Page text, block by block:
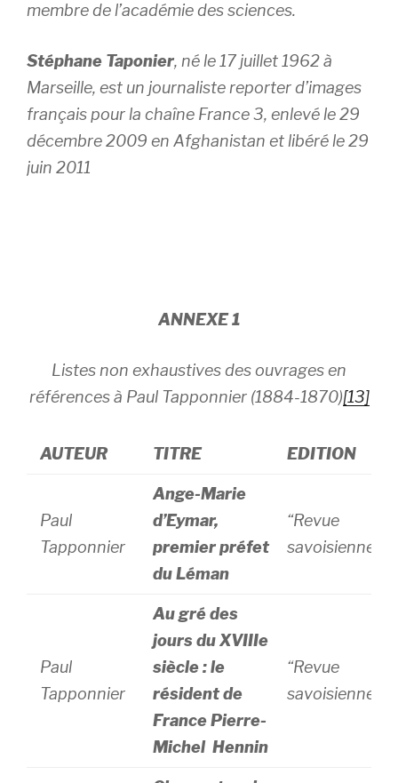
membre de l’académie des sciences.
Stéphane Taponier, né le 17 juillet 1962 à
Marseille, est un journaliste reporter d’images
français pour la chaîne France 3, enlevé le 29
décembre 2009 en Afghanistan et libéré le 29
juin 2011
ANNEXE 1
Listes non exhaustives des ouvrages en
références à Paul Tapponnier (1884-1870)[13]
AUTEUR TITRE EDITION
Paul
Tapponnier
Ange-Marie
d’Eymar,
premier préfet
du Léman
“Revue
savoisienne”
Paul
Tapponnier
Au gré des
jours du XVIIIe
siècle : le
résident de
France Pierre-
Michel Hennin
“Revue
savoisienne”